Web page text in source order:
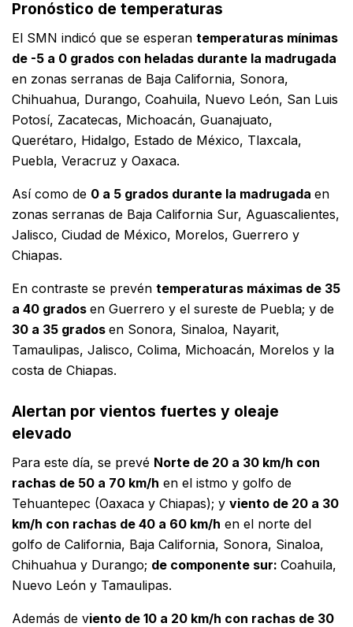
Pronóstico de temperaturas
El SMN indicó que se esperan temperaturas mínimas
de -5 a 0 grados con heladas durante la madrugada
en zonas serranas de Baja California, Sonora,
Chihuahua, Durango, Coahuila, Nuevo León, San Luis
Potosí, Zacatecas, Michoacán, Guanajuato,
Querétaro, Hidalgo, Estado de México, Tlaxcala,
Puebla, Veracruz y Oaxaca.
Así como de 0 a 5 grados durante la madrugada en
zonas serranas de Baja California Sur, Aguascalientes,
Jalisco, Ciudad de México, Morelos, Guerrero y
Chiapas.
En contraste se prevén temperaturas máximas de 35
a 40 grados en Guerrero y el sureste de Puebla; y de
30 a 35 grados en Sonora, Sinaloa, Nayarit,
Tamaulipas, Jalisco, Colima, Michoacán, Morelos y la
costa de Chiapas.
Alertan por vientos fuertes y oleaje
elevado
Para este día, se prevé Norte de 20 a 30 km/h con
rachas de 50 a 70 km/h en el istmo y golfo de
Tehuantepec (Oaxaca y Chiapas); y viento de 20 a 30
km/h con rachas de 40 a 60 km/h en el norte del
golfo de California, Baja California, Sonora, Sinaloa,
Chihuahua y Durango; de componente sur: Coahuila,
Nuevo León y Tamaulipas.
Además de viento de 10 a 20 km/h con rachas de 30